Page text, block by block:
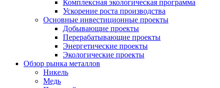
Комплексная экологическая программа
Ускорение роста производства
Основные инвестиционные проекты
Добывающие проекты
Перерабатывающие проекты
Энергетические проекты
Экологические проекты
Обзор рынка металлов
Никель
Медь